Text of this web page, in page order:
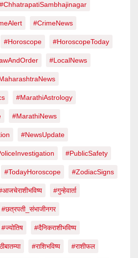
#ChhatrapatiSambhajinagar
#CrimeNews
#Horoscope #HoroscopeToday
#LocalNews
#MarathiAstrology
#MarathiNews
#NewsUpdate
#PublicSafety
#TodayHoroscope #ZodiacSigns
#गुन्हेवार्ता
#छत्रपती_संभाजीनगर
#ज्योतिष #दैनिकराशीभविष्य
#राशिभविष्य #राशीफल